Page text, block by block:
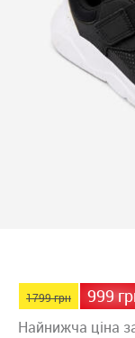
1799 грн 999
Найнижча ціна